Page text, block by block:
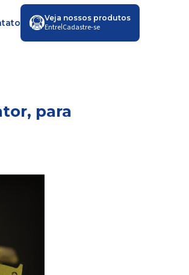
Veja nossos produtos
Entre|Cadastre-se
para